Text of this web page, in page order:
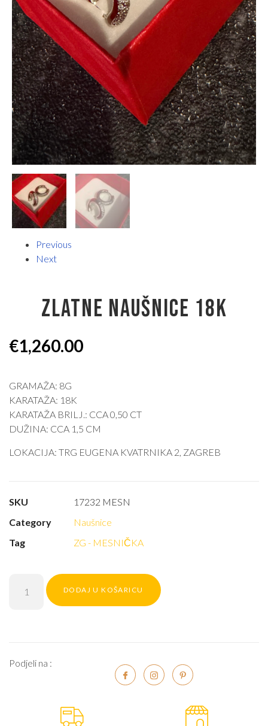
Previous
Next
ZLATNE NAUŠNICE 18K
€1,260.00
GRAMAŽA: 8G
KARATAŽA: 18K
KARATAŽA BRILJ.: CCA 0,50 CT
DUŽINA: CCA 1,5 CM
LOKACIJA: TRG EUGENA KVATRNIKA 2, ZAGREB
SKU
17232 MESN
Category
Naušnice
Tag
ZG - MESNIČKA
DODAJ U KOŠARICU
Podjeli na :